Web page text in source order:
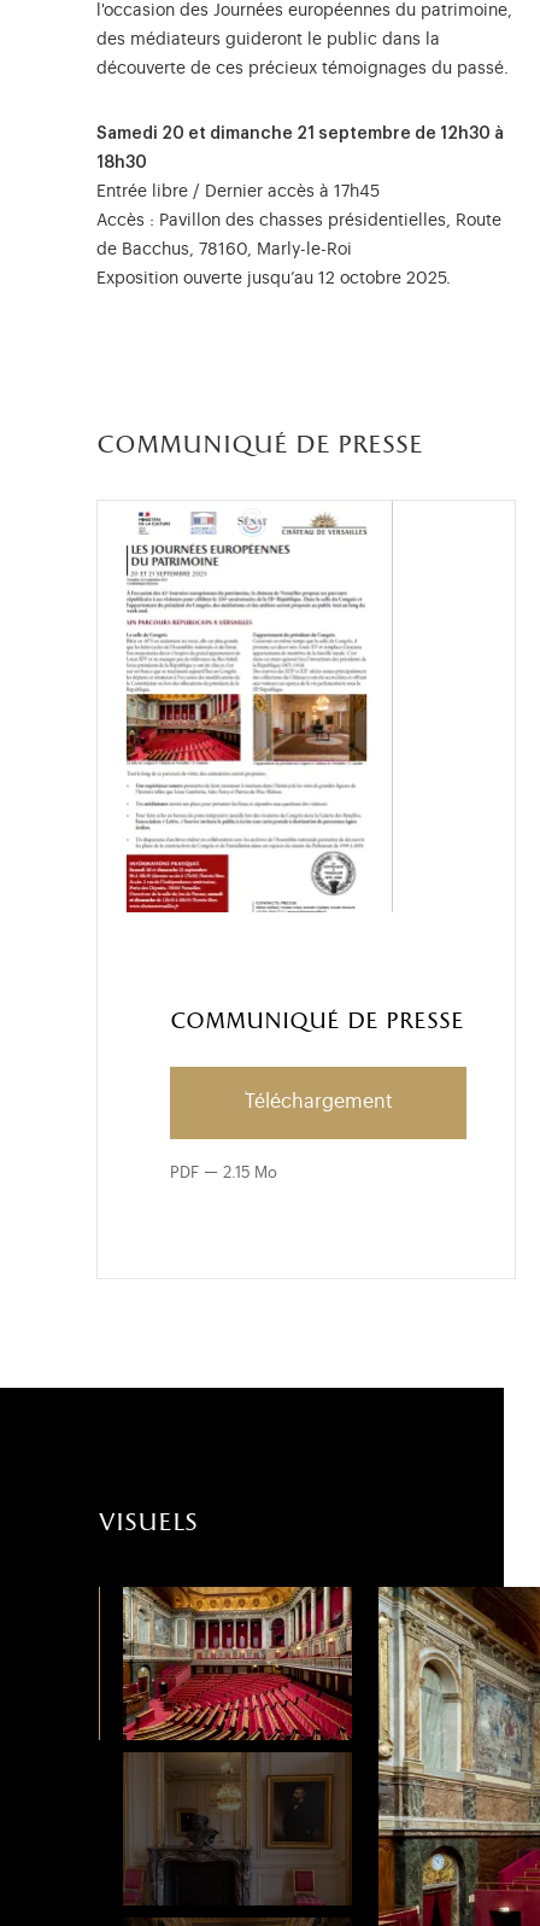
l'occasion des Journées européennes du patrimoine,
des médiateurs guideront le public dans la
découverte de ces précieux témoignages du passé.
Samedi 20 et dimanche 21 septembre de 12h30 à
18h30
Entrée libre / Dernier accès à 17h45
Accès : Pavillon des chasses présidentielles, Route
de Bacchus, 78160, Marly-le-Roi
Exposition ouverte jusqu’au 12 octobre 2025.
communiqué de presse
Communiqué de presse
Téléchargement
PDF 2.15 Mo
visuels